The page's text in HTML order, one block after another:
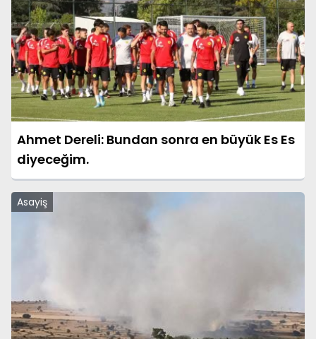
Ahmet Dereli: Bundan sonra en büyük Es Es
diyeceğim.
Asayiş